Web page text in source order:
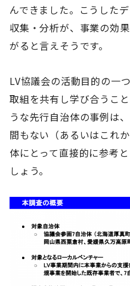
んできました。こうした
収集・分析が、事業の効
がると言えそうです。
LV協議会の活動目的の一
取組を共有し学び合うこ
うな先行自治体の事例は
間もない（あるいはこれ
体にとって直接的に参考
しょう。